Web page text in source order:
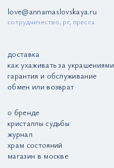
love@annamaslovskaya.ru
сотрудничество, pr, пресса
доставка
как ухаживать за украшениями
гарантия и обслуживание
обмен или возврат
о бренде
кристаллы судьбы
журнал
храм состояний
магазин в москве